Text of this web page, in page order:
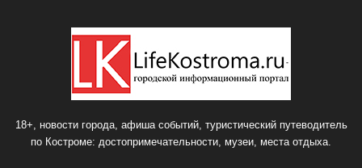
18+, новости города, афиша событий, туристический путеводитель
по Костроме: достопримечательности, музеи, места отдыха.